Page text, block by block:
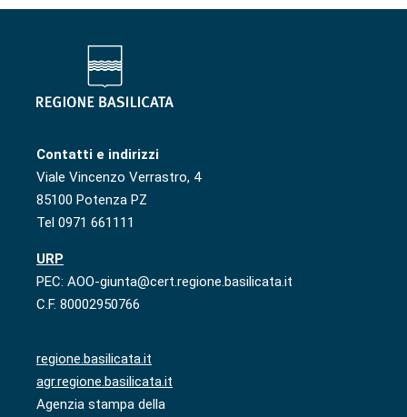
Contatti e indirizzi
Viale Vincenzo Verrastro, 4
85100 Potenza PZ
Tel 0971 661111
URP
PEC: AOO-giunta@cert.regione.basilicata.it
C.F. 80002950766
regione.basilicata.it
agr.regione.basilicata.it
Agenzia stampa della